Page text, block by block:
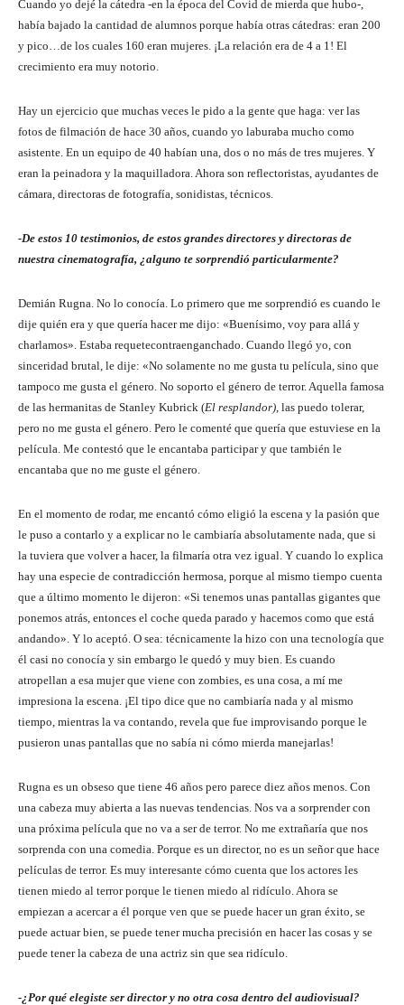
Cuando yo dejé la cátedra -en la época del Covid de mierda que hubo-,
había bajado la cantidad de alumnos porque había otras cátedras: eran 200
y pico…de los cuales 160 eran mujeres. ¡La relación era de 4 a 1! El
crecimiento era muy notorio.
Hay un ejercicio que muchas veces le pido a la gente que haga: ver las
fotos de filmación de hace 30 años, cuando yo laburaba mucho como
asistente. En un equipo de 40 habían una, dos o no más de tres mujeres. Y
eran la peinadora y la maquilladora. Ahora son reflectoristas, ayudantes de
cámara, directoras de fotografía, sonidistas, técnicos.
-De estos 10 testimonios, de estos grandes directores y directoras de
nuestra cinematografía, ¿alguno te sorprendió particularmente?
Demián Rugna. No lo conocía. Lo primero que me sorprendió es cuando le
dije quién era y que quería hacer me dijo: «Buenísimo, voy para allá y
charlamos». Estaba requetecontraenganchado. Cuando llegó yo, con
sinceridad brutal, le dije: «No solamente no me gusta tu película, sino que
tampoco me gusta el género. No soporto el género de terror. Aquella famosa
de las hermanitas de Stanley Kubrick (El resplandor) , las puedo tolerar,
pero no me gusta el género. Pero le comenté que quería que estuviese en la
película. Me contestó que le encantaba participar y que también le
encantaba que no me guste el género.
En el momento de rodar, me encantó cómo eligió la escena y la pasión que
le puso a contarlo y a explicar no le cambiaría absolutamente nada, que si
la tuviera que volver a hacer, la filmaría otra vez igual. Y cuando lo explica
hay una especie de contradicción hermosa, porque al mismo tiempo cuenta
que a último momento le dijeron: «Si tenemos unas pantallas gigantes que
ponemos atrás, entonces el coche queda parado y hacemos como que está
andando». Y lo aceptó. O sea: técnicamente la hizo con una tecnología que
él casi no conocía y sin embargo le quedó y muy bien. Es cuando
atropellan a esa mujer que viene con zombies, es una cosa, a mí me
impresiona la escena. ¡El tipo dice que no cambiaría nada y al mismo
tiempo, mientras la va contando, revela que fue improvisando porque le
pusieron unas pantallas que no sabía ni cómo mierda manejarlas!
Rugna es un obseso que tiene 46 años pero parece diez años menos. Con
una cabeza muy abierta a las nuevas tendencias. Nos va a sorprender con
una próxima película que no va a ser de terror. No me extrañaría que nos
sorprenda con una comedia. Porque es un director, no es un señor que hace
películas de terror. Es muy interesante cómo cuenta que los actores les
tienen miedo al terror porque le tienen miedo al ridículo. Ahora se
empiezan a acercar a él porque ven que se puede hacer un gran éxito, se
puede actuar bien, se puede tener mucha precisión en hacer las cosas y se
puede tener la cabeza de una actriz sin que sea ridículo.
-¿Por qué elegiste ser director y no otra cosa dentro del audiovisual?